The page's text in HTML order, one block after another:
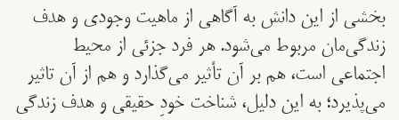
بخشی از این دانش به آگاهی از ماهیت وجودی و هدف
زندگی‌مان مربوط می‌شود. هر فرد جزئی از محیط
اجتماعی است، هم بر آن تأثیر می‌گذارد و هم از آن تاثیر
می‌پذیرد؛ به این دلیل، شناخت خودِ حقیقی و هدف زندگی